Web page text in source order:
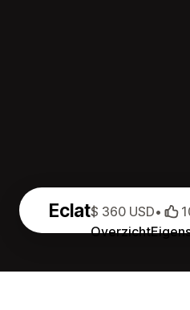
Eclat
Overzicht
$ 360 USD•